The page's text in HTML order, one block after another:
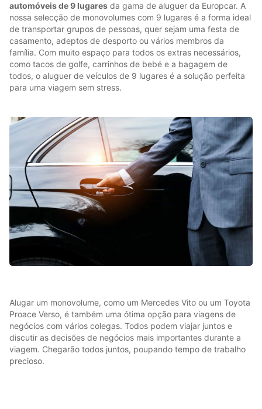
automóveis de 9 lugares da gama de aluguer da Europcar. A
nossa selecção de monovolumes com 9 lugares é a forma ideal
de transportar grupos de pessoas, quer sejam uma festa de
casamento, adeptos de desporto ou vários membros da
família. Com muito espaço para todos os extras necessários,
como tacos de golfe, carrinhos de bebé e a bagagem de
todos, o aluguer de veículos de 9 lugares é a solução perfeita
para uma viagem sem stress.
Alugar um monovolume, como um Mercedes Vito ou um Toyota
Proace Verso, é também uma ótima opção para viagens de
negócios com vários colegas. Todos podem viajar juntos e
discutir as decisões de negócios mais importantes durante a
viagem. Chegarão todos juntos, poupando tempo de trabalho
precioso.